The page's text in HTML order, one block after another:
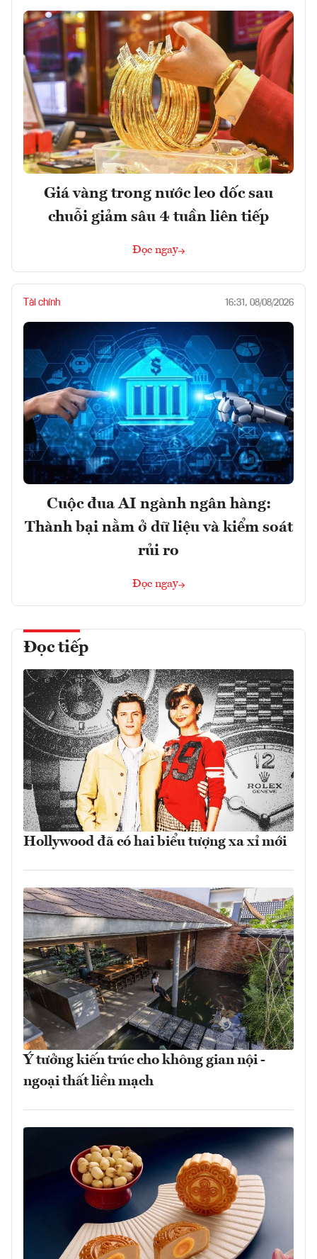
Giá vàng trong nước leo dốc sau
chuỗi giảm sâu 4 tuần liên tiếp
Đọc ngay
Tài chính 16:31, 08/08/2026
Cuộc đua AI ngành ngân hàng:
Thành bại nằm ở dữ liệu và kiểm soát
rủi ro
Đọc ngay
Đọc tiếp
Hollywood đã có hai biểu tượng xa xỉ mới
Ý tưởng kiến trúc cho không gian nội -
ngoại thất liền mạch